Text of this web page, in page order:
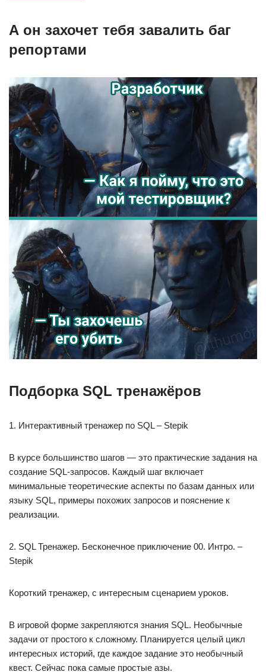
А он захочет тебя завалить баг
репортами⁠ ⁠
Подборка SQL тренажёров⁠ ⁠
1. Интерактивный тренажер по SQL – Stepik
В курсе большинство шагов — это практические задания на
создание SQL-запросов. Каждый шаг включает
минимальные теоретические аспекты по базам данных или
языку SQL, примеры похожих запросов и пояснение к
реализации.
2. SQL Тренажер. Бесконечное приключение 00. Интро. –
Stepik
Короткий тренажер, с интересным сценарием уроков.
В игровой форме закрепляются знания SQL. Необычные
задачи от простого к сложному. Планируется целый цикл
интересных историй, где каждое задание это необычный
квест. Сейчас пока самые простые азы.